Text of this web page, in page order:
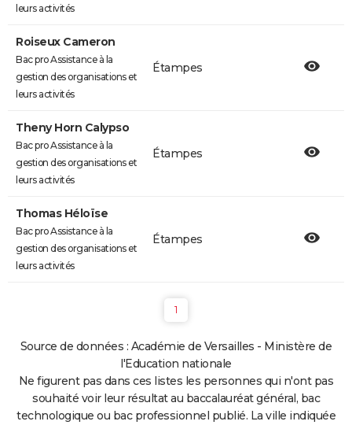
leurs activités
Roiseux Cameron
Bac pro Assistance à la
gestion des organisations et
leurs activités
Étampes
Theny Horn Calypso
Bac pro Assistance à la
gestion des organisations et
leurs activités
Étampes
Thomas Héloïse
Bac pro Assistance à la
gestion des organisations et
leurs activités
Étampes
1
Source de données : Académie de Versailles - Ministère de
l'Education nationale
Ne figurent pas dans ces listes les personnes qui n'ont pas
souhaité voir leur résultat au baccalauréat général, bac
technologique ou bac professionnel publié. La ville indiquée